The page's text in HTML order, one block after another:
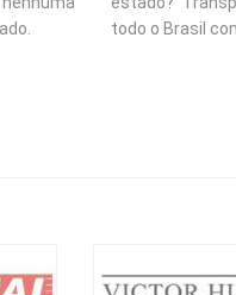
todo o Brasil